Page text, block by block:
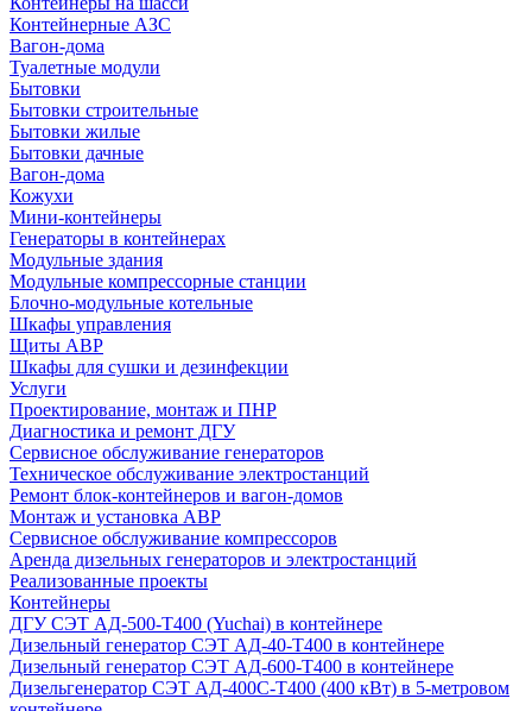
Контейнерные АЗС
Вагон-дома
Туалетные модули
Бытовки
Бытовки строительные
Бытовки жилые
Бытовки дачные
Вагон-дома
Кожухи
Мини-контейнеры
Генераторы в контейнерах
Модульные здания
Модульные компрессорные станции
Блочно-модульные котельные
Шкафы управления
Щиты АВР
Шкафы для сушки и дезинфекции
Услуги
Проектирование, монтаж и ПНР
Диагностика и ремонт ДГУ
Сервисное обслуживание генераторов
Техническое обслуживание электростанций
Ремонт блок-контейнеров и вагон-домов
Монтаж и установка АВР
Сервисное обслуживание компрессоров
Аренда дизельных генераторов и электростанций
Реализованные проекты
Контейнеры
ДГУ СЭТ АД-500-Т400 (Yuchai) в контейнере
Дизельный генератор СЭТ АД-40-Т400 в контейнере
Дизельный генератор СЭТ АД-600-Т400 в контейнере
Дизельгенератор СЭТ АД-400С-Т400 (400 кВт) в 5-метровом